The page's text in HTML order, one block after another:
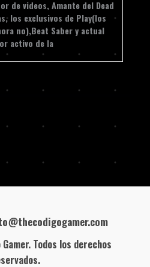
de videos, Amante del Dead
los exclusivos de Play(los
no),Beat Saber y actual
activo de la
Todos los derechos